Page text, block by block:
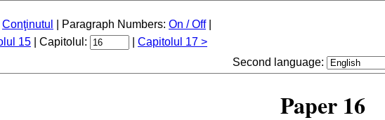
Conţinutul | Paragraph Numbers: On / Off|
15 | Capitolul:
Capitolul 17 >
Second language:
Paper 16